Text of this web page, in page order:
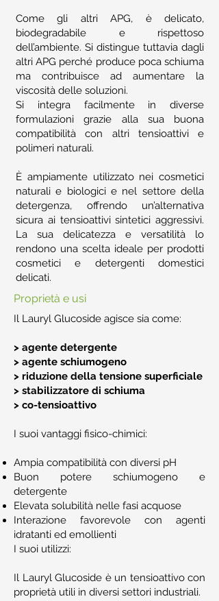
Come gli altri APG, è delicato,
biodegradabile e rispettoso
dell’ambiente. Si distingue tuttavia dagli
altri APG perché produce poca schiuma
ma contribuisce ad aumentare la
viscosità delle soluzioni.
Si integra facilmente in diverse
formulazioni grazie alla sua buona
compatibilità con altri tensioattivi e
polimeri naturali.
È ampiamente utilizzato nei cosmetici
naturali e biologici e nel settore della
detergenza, offrendo un’alternativa
sicura ai tensioattivi sintetici aggressivi.
La sua delicatezza e versatilità lo
rendono una scelta ideale per prodotti
cosmetici e detergenti domestici
delicati.
Proprietà e usi
Il Lauryl Glucoside agisce sia come:
> agente detergente
> agente schiumogeno
> riduzione della tensione superficiale
> stabilizzatore di schiuma
> co-tensioattivo
I suoi vantaggi fisico-chimici:
Ampia compatibilità con diversi pH
Buon potere schiumogeno e
detergente
Elevata solubilità nelle fasi acquose
Interazione favorevole con agenti
idratanti ed emollienti
I suoi utilizzi:
Il Lauryl Glucoside è un tensioattivo con
proprietà utili in diversi settori industriali.